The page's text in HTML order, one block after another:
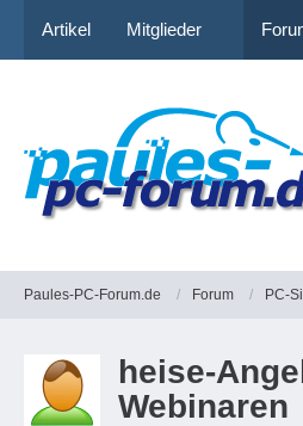
Artikel Mitglieder
Paules-PC-Forum.de Forum PC-
heise-
Webinaren